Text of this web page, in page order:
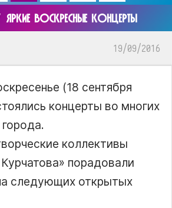
ЯРКИЕ ВОСКРЕСНЫЕ КОНЦЕРТЫ
19/09/2016
(18 сентября
концерты во многих
коллективы
порадовали
следующих открытых